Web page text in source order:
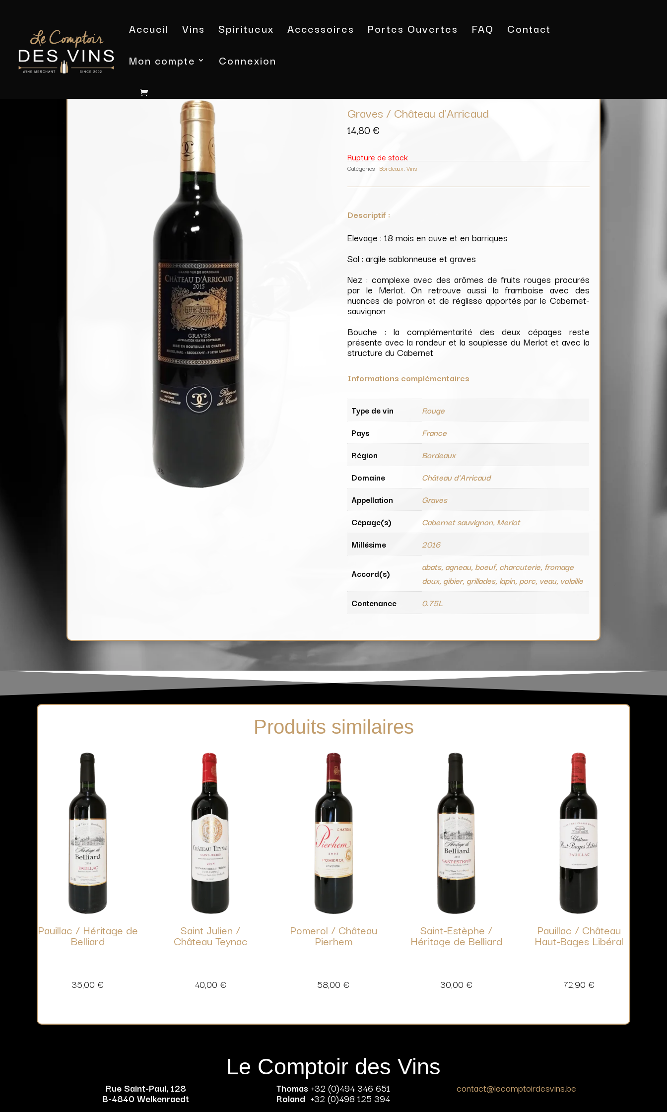
Accueil Vins Spiritueux Accessoires Portes Ouvertes FAQ
Contact
Mon compte
Connexion
Graves / Château d’Arricaud
14,80€
Rupture de stock
Catégories : Bordeaux,Vins
Descriptif :
Elevage : 18 mois en cuve et en barriques
Sol : argile sablonneuse et graves
Nez : complexe avec des arômes de fruits rouges procurés
par le Merlot. On retrouve aussi la framboise avec des
nuances de poivron et de réglisse apportés par le Cabernet-
sauvignon
Bouche : la complémentarité des deux cépages reste
présente avec la rondeur et la souplesse du Merlot et avec la
structure du Cabernet
Informations complémentaires
Type de vin
Rouge
Pays
France
Région
Bordeaux
Domaine
Château d'Arricaud
Appellation
Graves
Cépage(s)
Cabernet sauvignon, Merlot
Millésime
2016
Accord(s)
abats, agneau, boeuf, charcuterie, fromage
doux, gibier, grillades, lapin, porc, veau, volaille
Contenance
0.75L
Produits similaires
Pauillac / Héritage de
Belliard
35,00 €
Saint Julien /
Château Teynac
40,00 €
Pomerol / Château
Pierhem
58,00 €
Saint-Estèphe /
Héritage de Belliard
30,00 €
Pauillac / Château
Haut-Bages Libéral
72,90 €
Le Comptoir des Vins
Rue Saint-Paul, 128
B-4840 Welkenraedt
Thomas +32 (0)494 346 651
Roland +32 (0)498 125 394
contact@lecomptoirdesvins.be